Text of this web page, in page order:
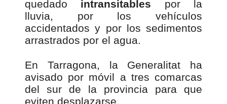
quedado intransitables por la
lluvia, por los vehículos
accidentados y por los sedimentos
arrastrados por el agua.
En Tarragona, la Generalitat ha
avisado por móvil a tres comarcas
del sur de la provincia para que
eviten desplazarse.